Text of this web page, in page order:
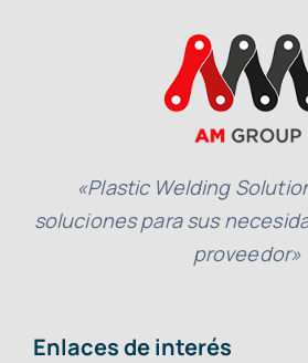
«Plastic Welding
soluciones para sus
proveedor»
Enlaces de interés